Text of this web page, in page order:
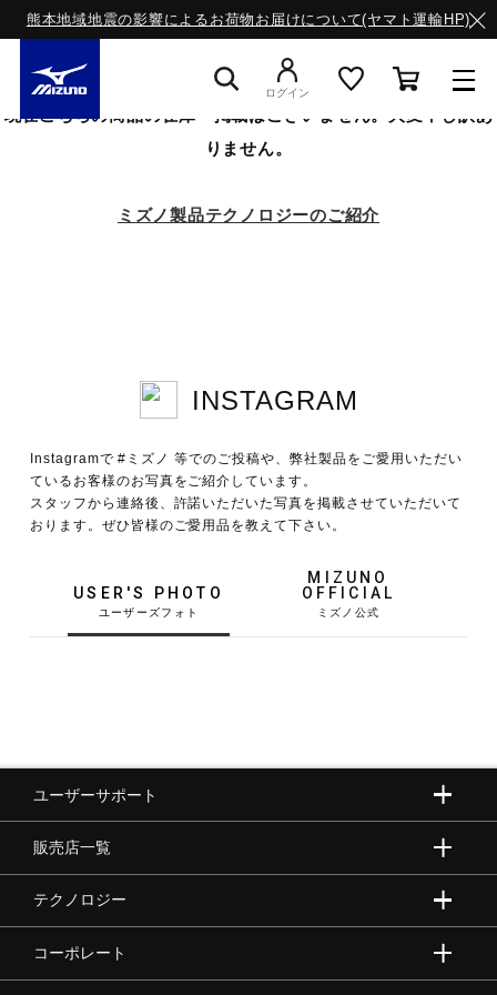
熊本地域地震の影響によるお荷物お届けについて(ヤマト運輸HP)
サッカー／フットサル
トレーニング
ゴルフ
バレーボール
バドミントン
ログイン
現在こちらの商品の在庫・掲載はございません。大変申し訳あ
りません。
ミズノ製品テクノロジーのご紹介
INSTAGRAM
Instagramで #ミズノ 等でのご投稿や、弊社製品をご愛用いただい
ているお客様のお写真をご紹介しています。
スタッフから連絡後、許諾いただいた写真を掲載させていただいて
おります。ぜひ皆様のご愛用品を教えて下さい。
USER'S PHOTO
MIZUNO
OFFICIAL
ユーザーサポート
販売店一覧
テクノロジー
コーポレート